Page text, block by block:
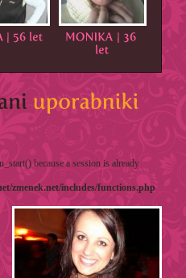
because a session is already
zmenek.net/includes/functions.php